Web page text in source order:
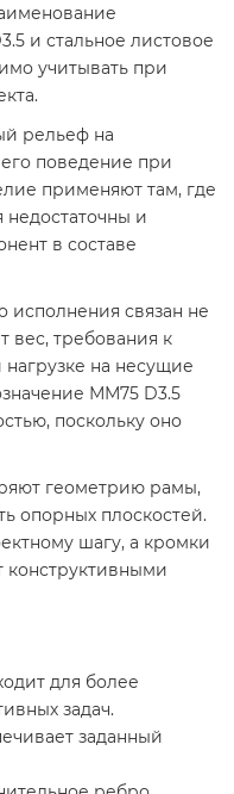
и стальное листовое
учитывать при
рельеф на
поведение при
применяют там, где
и
в составе
связан не
вес, требования к
на несущие
ММ75 D3.5
поскольку оно
геометрию рамы,
опорных плоскостей.
шагу, а кромки
конструктивными
для более
задач.
заданный